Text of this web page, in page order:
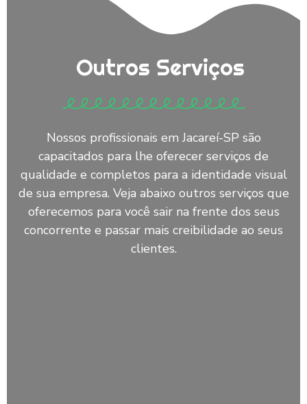
Outros Serviços
Nossos profissionais em Jacareí-SP são
capacitados para lhe oferecer serviços de
qualidade e completos para a identidade visual
de sua empresa. Veja abaixo outros serviços que
oferecemos para você sair na frente dos seus
concorrente e passar mais creibilidade ao seus
clientes.